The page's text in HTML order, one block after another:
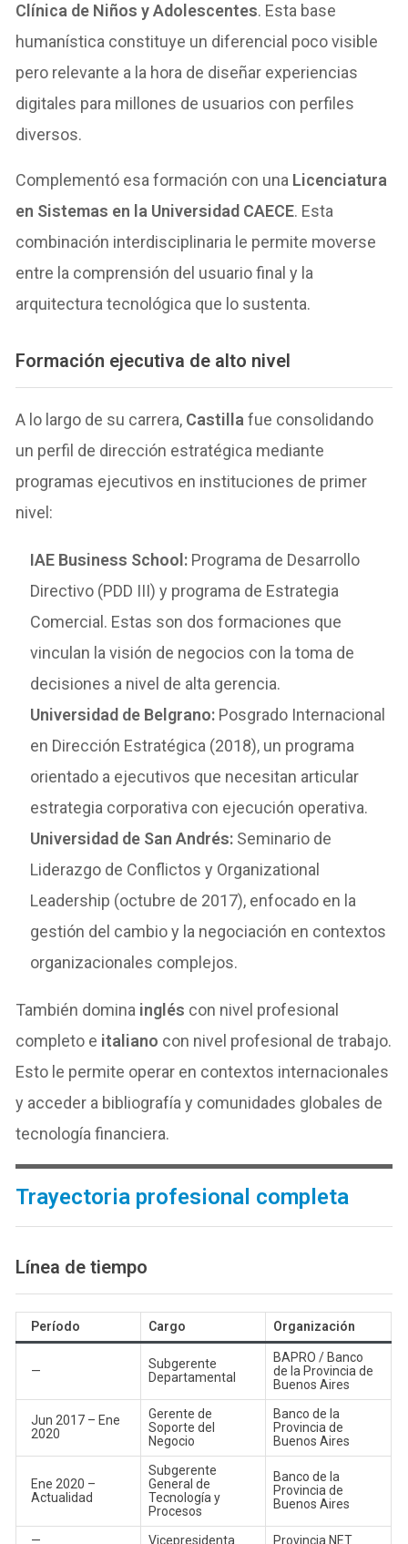
Clínica de Niños y Adolescentes. Esta base
humanística constituye un diferencial poco visible
pero relevante a la hora de diseñar experiencias
digitales para millones de usuarios con perfiles
diversos.
Complementó esa formación con una Licenciatura
en Sistemas en la Universidad CAECE. Esta
combinación interdisciplinaria le permite moverse
entre la comprensión del usuario final y la
arquitectura tecnológica que lo sustenta.
Formación ejecutiva de alto nivel
A lo largo de su carrera, Castillafue consolidando
un perfil de dirección estratégica mediante
programas ejecutivos en instituciones de primer
nivel:
IAE Business School: Programa de Desarrollo
Directivo (PDD III) y programa de Estrategia
Comercial. Estas son dos formaciones que
vinculan la visión de negocios con la toma de
decisiones a nivel de alta gerencia.
Universidad de Belgrano: Posgrado Internacional
en Dirección Estratégica (2018), un programa
orientado a ejecutivos que necesitan articular
estrategia corporativa con ejecución operativa.
Universidad de San Andrés: Seminario de
Liderazgo de Conflictos y Organizational
Leadership (octubre de 2017), enfocado en la
gestión del cambio y la negociación en contextos
organizacionales complejos.
También domina inglés con nivel profesional
completo e italiano con nivel profesional de trabajo.
Esto le permite operar en contextos internacionales
y acceder a bibliografía y comunidades globales de
tecnología financiera.
Trayectoria profesional completa
Línea de tiempo
Período Cargo Organización
—
Subgerente
Departamental
BAPRO / Banco
de la Provincia de
Buenos Aires
Jun 2017 – Ene
2020
Gerente de
Soporte del
Negocio
Banco de la
Provincia de
Buenos Aires
Ene 2020 –
Actualidad
Subgerente
General de
Tecnología y
Procesos
Banco de la
Provincia de
Buenos Aires
— Vicepresidenta Provincia NET